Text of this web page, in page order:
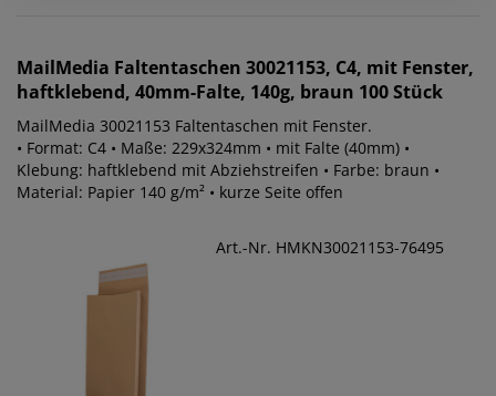
MailMedia Faltentaschen 30021153, C4, mit Fenster,
haftklebend, 40mm-Falte, 140g, braun 100 Stück
MailMedia 30021153 Faltentaschen mit Fenster.
• Format: C4 • Maße: 229x324mm • mit Falte (40mm) •
Klebung: haftklebend mit Abziehstreifen • Farbe: braun •
Material: Papier 140 g/m² • kurze Seite offen
Art.-Nr. HMKN30021153-76495